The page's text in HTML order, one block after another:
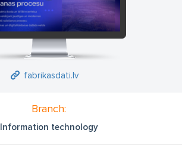
fabrikasdati.lv
Branch:
Information technology